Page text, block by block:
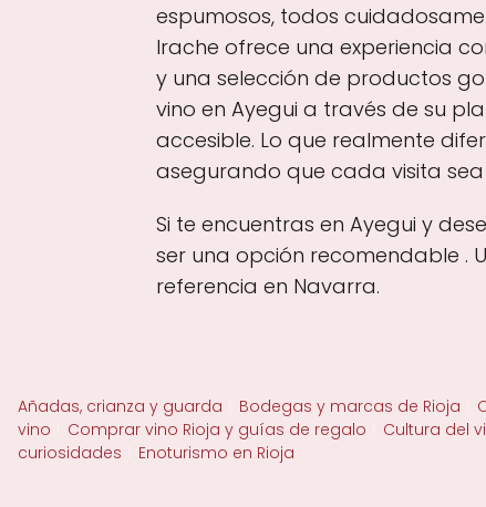
espumosos, todos
Irache ofrece una experiencia
y una selección de productos
vino en Ayegui a través de su
accesible. Lo que realmente
asegurando que cada visita
Si te encuentras en Ayegui y
ser una opción recomendable .
referencia en Navarra.
Añadas, crianza y guarda Bodegas y marcas de Rioja
vino
Comprar vino Rioja y guías de regalo
Cultura del
curiosidades
Enoturismo en Rioja